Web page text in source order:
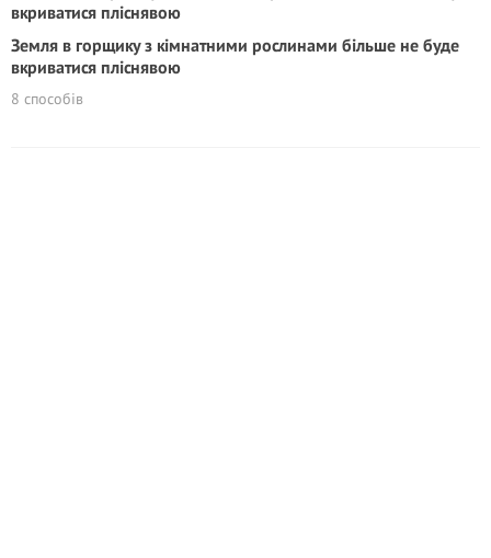
Земля в горщику з кімнатними рослинами більше не буде
вкриватися пліснявою
8 способів